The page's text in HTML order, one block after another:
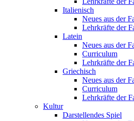
Italienisch
Neues aus der
Lehrkräfte der
Latein
Neues aus der
Curriculum
Lehrkräfte der
Griechisch
Neues aus der
Curriculum
Lehrkräfte der
Kultur
Darstellendes Spiel